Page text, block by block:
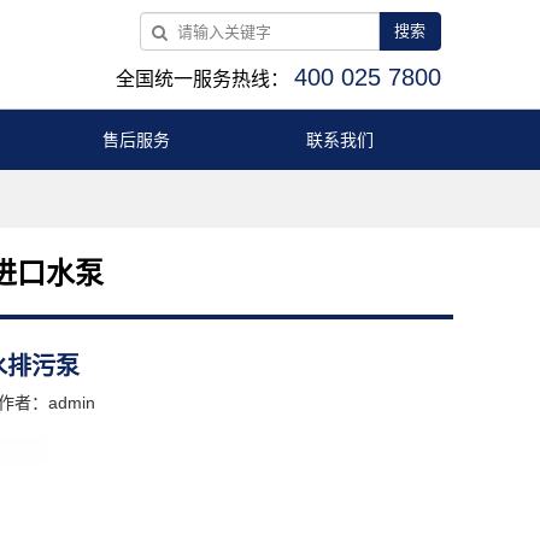
搜索
全国统一服务热线： 400 025 7800
售后服务 联系我们
口水泵
排污泵
者：admin